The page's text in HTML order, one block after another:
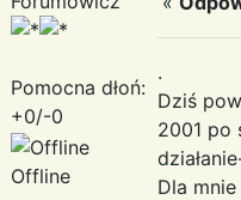
Pomocna dłoń:
+0/-0
Offline
.
Dziś
2001 po
Dla